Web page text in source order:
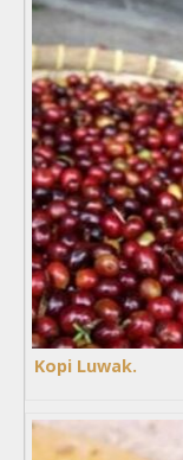
Kopi Luwak.